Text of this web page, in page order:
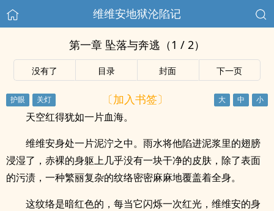
维维安地狱沦陷记
第一章 坠落与奔逃（1 / 2）
没有了 目录 封面 下一页
〔加入书签〕
天空红得犹如一片血海。
维维安身处一片泥泞之中。雨水将他陷进泥浆里的翅膀
浸湿了，赤裸的身躯上几乎没有一块干净的皮肤，除了表面
的污渍，一种繁丽复杂的纹络密密麻麻地覆盖着全身。
这纹络是暗红色的，每当它闪烁一次红光，维维安的身